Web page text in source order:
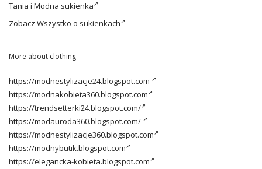
Tania i Modna sukienka
Zobacz Wszystko o sukienkach
More about clothing
https://modnestylizacje24.blogspot.com
https://modnakobieta360.blogspot.com
https://trendsetterki24.blogspot.com/
https://modauroda360.blogspot.com/
https://modnestylizacje360.blogspot.com
https://modnybutik.blogspot.com
https://elegancka-kobieta.blogspot.com